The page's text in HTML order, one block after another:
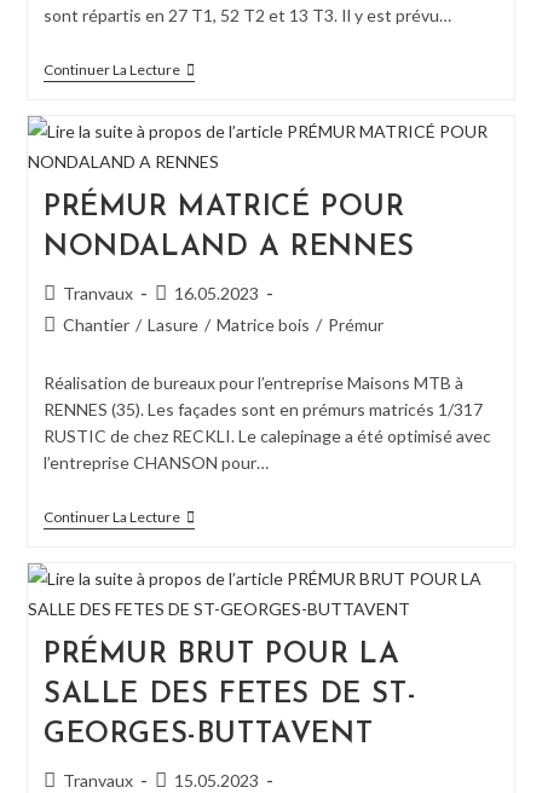
sont répartis en 27 T1, 52 T2 et 13 T3. Il y est prévu…
Continuer La LecturePRÉMUR
MATRICÉ
PILOTINS
QUIBERON
PRÉMUR MATRICÉ POUR
NONDALAND A RENNES
Auteur/autrice
de
Tranvaux
Publication
publiée :
16.05.2023
PostChantier / Lasure / Matrice bois / Prémur
Réalisation de bureaux pour l’entreprise Maisons MTB à
RENNES (35). Les façades sont en prémurs matricés 1/317
RUSTIC de chez RECKLI. Le calepinage a été optimisé avec
l’entreprise CHANSON pour…
Continuer La LecturePRÉMUR
MATRICÉ
NONDALAND
RENNES
PRÉMUR BRUT POUR LA
SALLE DES FETES DE ST-
GEORGES-BUTTAVENT
Auteur/autrice
Tranvaux
Publication
15.05.2023